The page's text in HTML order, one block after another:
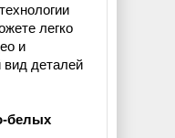
легко
и
вид деталей
белых